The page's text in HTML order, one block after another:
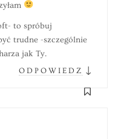
to spróbuj
trudne -szczególnie
jak Ty.
ODPOWIEDZ ↓